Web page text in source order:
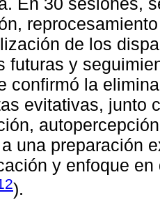
de los
futuras y
confirmó la
evitativas, junto
una preparación
y enfoque
).